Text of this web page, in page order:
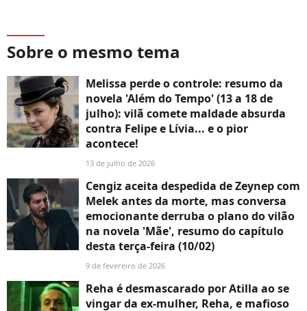
Sobre o mesmo tema
Melissa perde o controle: resumo da
novela 'Além do Tempo' (13 a 18 de
julho): vilã comete maldade absurda
contra Felipe e Lívia... e o pior
acontece!
13 de julho de 2026
Cengiz aceita despedida de Zeynep com
Melek antes da morte, mas conversa
emocionante derruba o plano do vilão
na novela 'Mãe', resumo do capítulo
desta terça-feira (10/02)
9 de fevereiro de 2026
Reha é desmascarado por Atilla ao se
vingar da ex-mulher, Reha, e mafioso